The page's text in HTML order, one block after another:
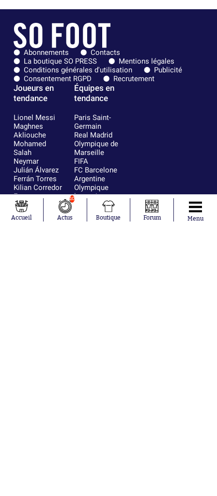
Abonnements
Contacts
La boutique SO PRESS
Mentions légales
Conditions générales d'utilisation
Publicité
Consentement RGPD
Recrutement
Joueurs en
tendance
Lionel Messi
Maghnes
Akliouche
Mohamed
Salah
Neymar
Julián Álvarez
Ferrán Torres
Kilian Corredor
Franco
Mastantuono
Orel Mangala
Rio Mavuba
Équipes en
tendance
Paris Saint-
Germain
Real Madrid
Olympique de
Marseille
FIFA
FC Barcelone
Argentine
Olympique
lyonnais
AS Monaco
RC Strasbourg
Trabzonspor
Accueil
10
Actus Boutique Forum Menu